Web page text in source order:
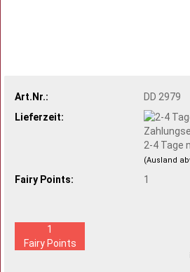
Art.Nr.:
DD 2979
Lieferzeit:
2-4 Tage
(Ausland
Fairy Points: 1
1
Fairy Points